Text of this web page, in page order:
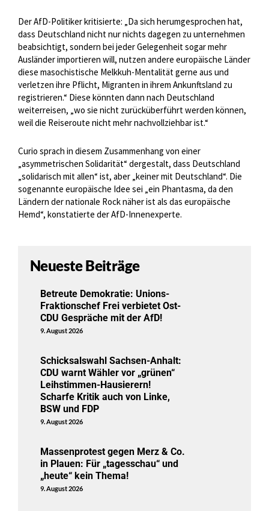
Der AfD-Politiker kritisierte: „Da sich herumgesprochen hat,
dass Deutschland nicht nur nichts dagegen zu unternehmen
beabsichtigt, sondern bei jeder Gelegenheit sogar mehr
Ausländer importieren will, nutzen andere europäische Länder
diese masochistische Melkkuh-Mentalität gerne aus und
verletzen ihre Pflicht, Migranten in ihrem Ankunftsland zu
registrieren.“ Diese könnten dann nach Deutschland
weiterreisen, „wo sie nicht zurücküberführt werden können,
weil die Reiseroute nicht mehr nachvollziehbar ist.“
Curio sprach in diesem Zusammenhang von einer
„asymmetrischen Solidarität“ dergestalt, dass Deutschland
„solidarisch mit allen“ ist, aber „keiner mit Deutschland“. Die
sogenannte europäische Idee sei „ein Phantasma, da den
Ländern der nationale Rock näher ist als das europäische
Hemd“, konstatierte der AfD-Innenexperte.
Neueste Beiträge
Betreute Demokratie: Unions-
Fraktionschef Frei verbietet Ost-
CDU Gespräche mit der AfD!
9. August 2026
Schicksalswahl Sachsen-Anhalt:
CDU warnt Wähler vor „grünen“
Leihstimmen-Hausierern!
Scharfe Kritik auch von Linke,
BSW und FDP
9. August 2026
Massenprotest gegen Merz & Co.
in Plauen: Für „tagesschau“ und
„heute“ kein Thema!
9. August 2026